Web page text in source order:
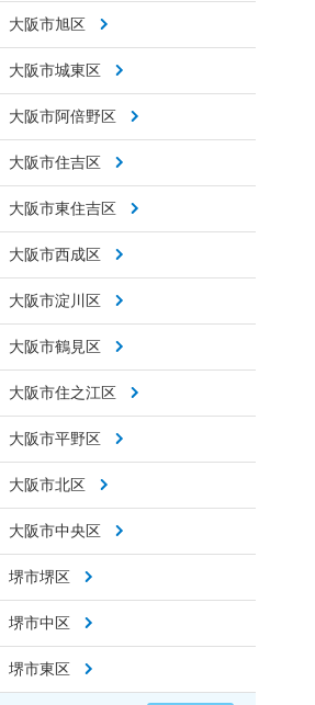
大阪市旭区
大阪市城東区
大阪市阿倍野区
大阪市住吉区
大阪市東住吉区
大阪市西成区
大阪市淀川区
大阪市鶴見区
大阪市住之江区
大阪市平野区
大阪市北区
大阪市中央区
堺市堺区
堺市中区
堺市東区